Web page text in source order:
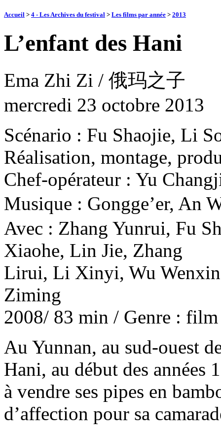
Accueil > 4 - Les Archives du festival > Les films par année > 2013
L’enfant des Hani
Ema Zhi Zi / 俄玛之子
mercredi 23 octobre 2013
Scénario : Fu Shaojie, Li
Réalisation, montage,
Chef-opérateur : Yu
Musique : Gongge’er, An
Avec : Zhang Yunrui, Fu
Xiaohe, Lin Jie, Zhang
Lirui, Li Xinyi, Wu
Ziming
2008/ 83 min / Genre :
Au Yunnan, au sud-ouest
Hani, au début des années
à vendre ses pipes en
d’affection pour sa